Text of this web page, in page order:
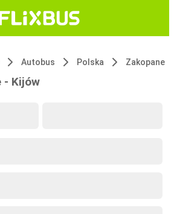
Autobus Polska Zakopane
- Kijów